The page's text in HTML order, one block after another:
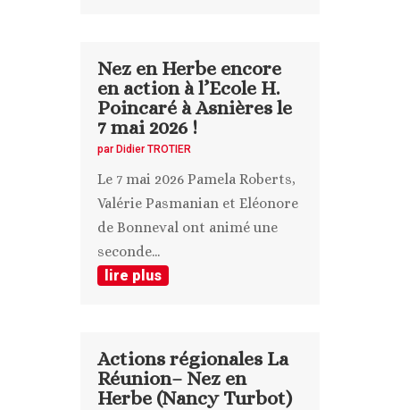
Nez en Herbe encore
en action à l’Ecole H.
Poincaré à Asnières le
7 mai 2026 !
par Didier TROTIER
Le 7 mai 2026 Pamela Roberts,
Valérie Pasmanian et Eléonore
de Bonneval ont animé une
seconde...
lire plus
Actions régionales La
Réunion– Nez en
Herbe (Nancy Turbot)